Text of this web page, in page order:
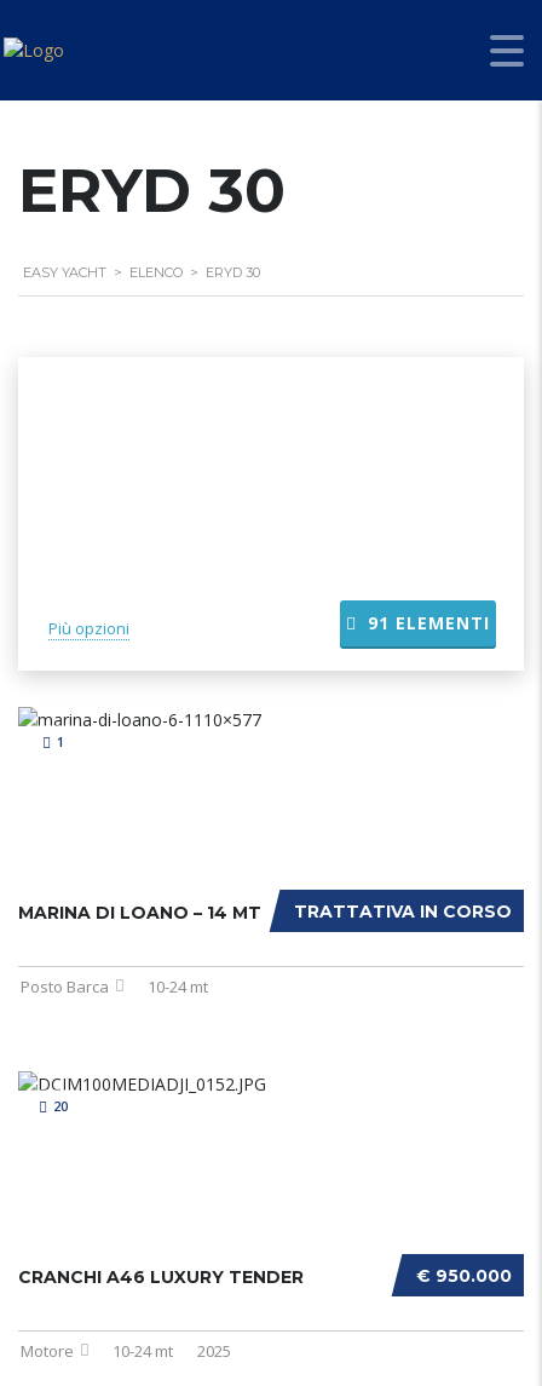
ERYD 30
EASY YACHT > ELENCO > ERYD 30
Più opzioni 91 ELEMENTI
1
TRATTATIVA IN CORSO
MARINA DI LOANO – 14 MT
Posto Barca 10-24 mt
20
€ 950.000
CRANCHI A46 LUXURY TENDER
Motore 10-24 mt 2025